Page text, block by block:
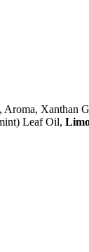
Leaf Oil,